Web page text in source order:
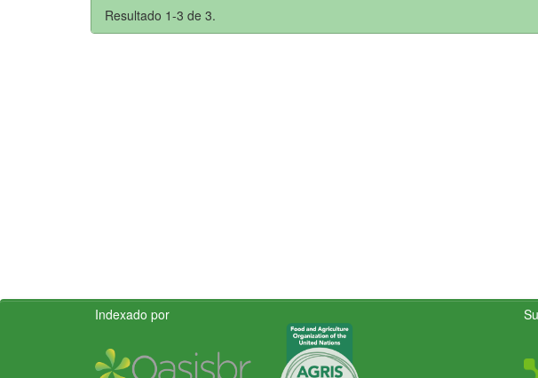
Resultado 1-3 de 3.
Indexado por